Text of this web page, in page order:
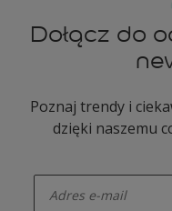
Dołącz do
Poznaj trendy i
dzięki naszemu